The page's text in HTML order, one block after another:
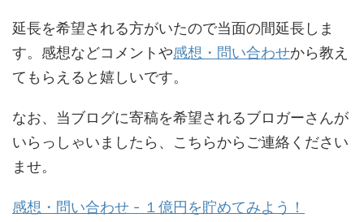
延長を希望される方がいたので当面の間延長しま
す。感想などコメントや感想・問い合わせから教え
てもらえると嬉しいです。
なお、当ブログに寄稿を希望されるブロガーさんが
いらっしゃいましたら、こちらからご連絡ください
ませ。
感想・問い合わせ - １億円を貯めてみよう！